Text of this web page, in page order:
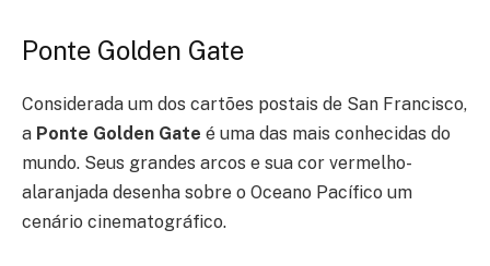
Ponte Golden Gate
Considerada um dos cartões postais de San Francisco,
a Ponte Golden Gate é uma das mais conhecidas do
mundo. Seus grandes arcos e sua cor vermelho-
alaranjada desenha sobre o Oceano Pacífico um
cenário cinematográfico.